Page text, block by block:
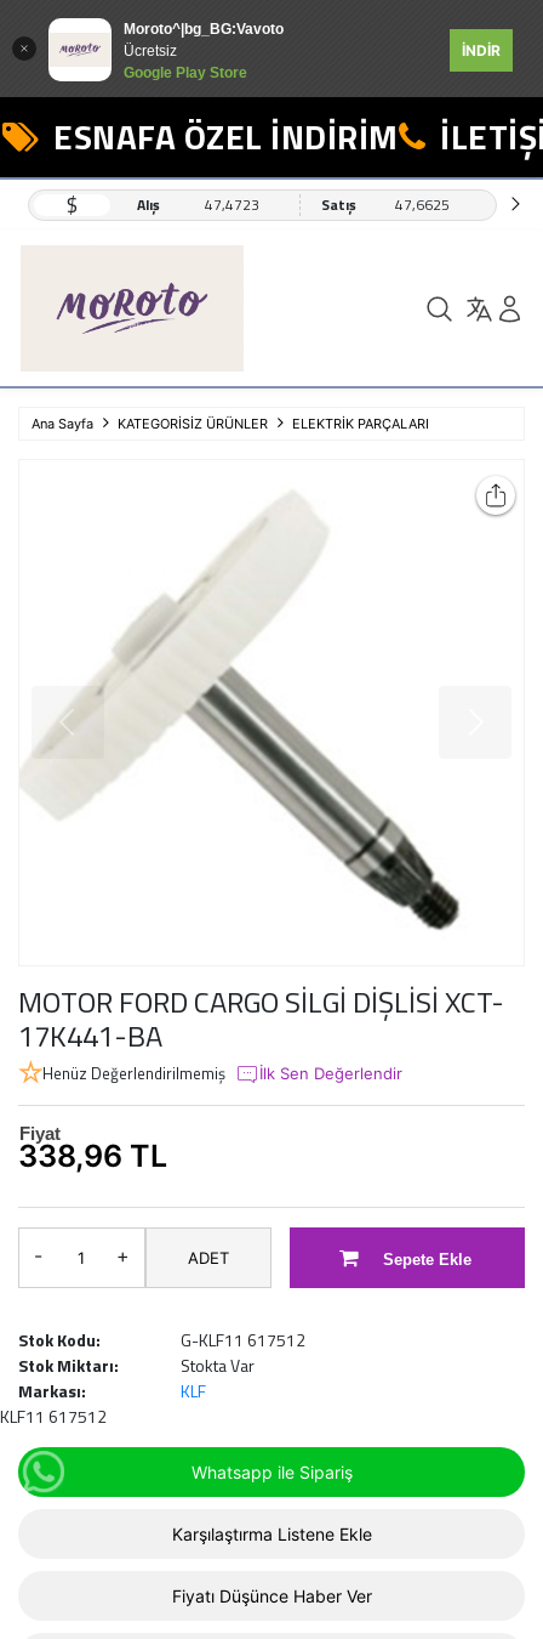
Moroto^|bg_BG:Vavoto
Ücretsiz
Google Play Store
İNDİR
ESNAFA ÖZEL İNDİRİM
$ Alış 47,4723 Satış 47,6625
Ana Sayfa KATEGORİSİZ ÜRÜNLER ELEKTRİK PARÇALARI
MOTOR FORD CARGO SİLGİ DİŞLİSİ XCT-
17K441-BA
Henüz Değerlendirilmemiş İlk Sen Değerlendir
Fiyat
338,96 TL
- + ADET Sepete Ekle
Stok Kodu:
G-KLF11 617512
Stok Miktarı:
Stokta Var
Markası:
KLF
KLF11 617512
Whatsapp ile Sipariş
Karşılaştırma Listene Ekle
Fiyatı Düşünce Haber Ver